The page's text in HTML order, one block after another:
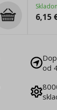
6,15
od